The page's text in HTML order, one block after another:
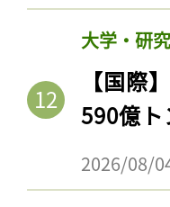
大学・研
【国際
590億
2026/08/